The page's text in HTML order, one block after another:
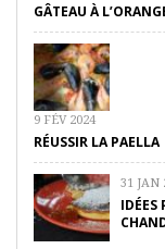
GÂTEAU À
9 FÉV 2024
RÉUSSIR LA PAELLA
31 JAN
IDÉES